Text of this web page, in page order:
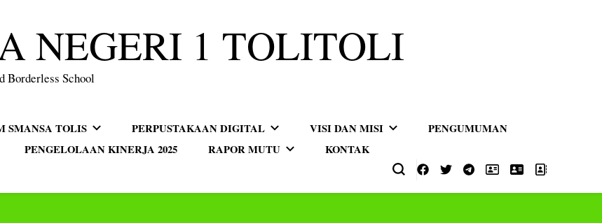
NEGERI 1 TOLITOLI
Borderless School
SMANSA TOLIS PERPUSTAKAAN DIGITAL VISI DAN MISI
PENGUMUMAN
PENGELOLAAN KINERJA 2025 RAPOR MUTU KONTAK